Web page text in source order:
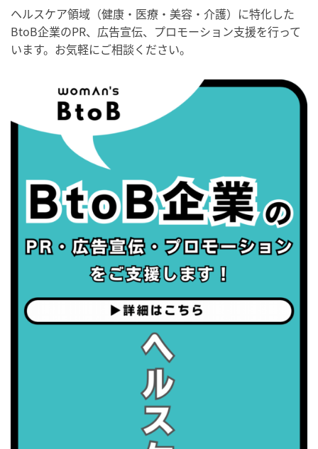
・歯ヂカラ探究月間
・職場の健康診断実施強化月間
・世界性の健康デー
・がん征圧月間
・世界アルツハイマー月間
・健康増進普及月間
・歯ヂカラ探究月間
・職場の健康診断実施強化月間
2026/09/06(日)
・世界アルツハイマー月間
・健康増進普及月間
・職場の健康診断実施強化月間
・職場の健康診断実施強化月間
ヘルスケア領域（健康・医療・美容・介護）に特化した
BtoB企業のPR、広告宣伝、プロモーション支援を行って
います。お気軽にご相談ください。